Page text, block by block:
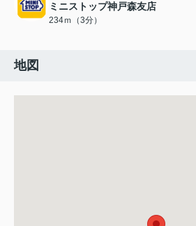
ミニストップ神戸森友店
234ｍ（3分）
地図